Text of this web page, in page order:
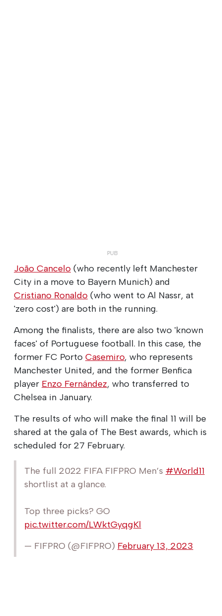
João Cancelo (who recently left Manchester
City in a move to Bayern Munich) and
Cristiano Ronaldo (who went to Al Nassr, at
'zero cost') are both in the running.
Among the finalists, there are also two 'known
faces' of Portuguese football. In this case, the
former FC Porto Casemiro, who represents
Manchester United, and the former Benfica
player Enzo Fernández, who transferred to
Chelsea in January.
The results of who will make the final 11 will be
shared at the gala of The Best awards, which is
scheduled for 27 February.
The full 2022 FIFA FIFPRO Men’s #World11
shortlist at a glance.
Top three picks? GO
pic.twitter.com/LWktGyqgKl
— FIFPRO (@FIFPRO) February 13, 2023